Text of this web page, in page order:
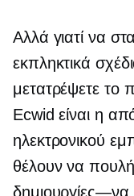
Αλλά γιατί να
εκπληκτικά
μετατρέψετε το
Ecwid είναι η
ηλεκτρονικού
θέλουν να
δημιουργίες—να